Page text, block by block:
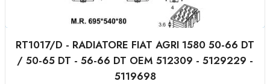
RT1017/D - RADIATORE FIAT AGRI 1580 50-66 DT
/ 50-65 DT - 56-66 DT OEM 512309 - 5129229 -
5119698